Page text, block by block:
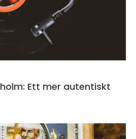
Ett mer autentiskt